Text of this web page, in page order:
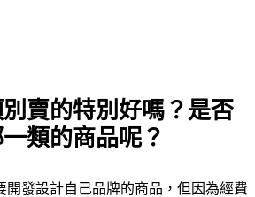
賣的特別好嗎？是否
類的商品呢？
開發設計自己品牌的商品，但因為經費